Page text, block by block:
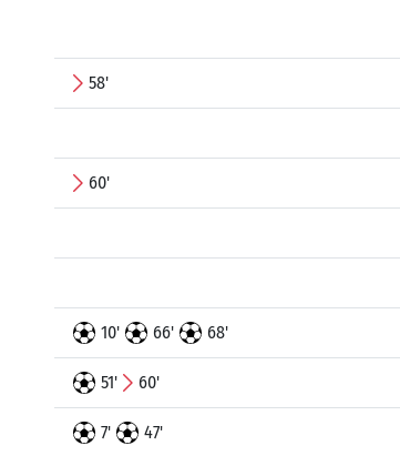
58'
60'
10' 66' 68'
51' 60'
7' 47'